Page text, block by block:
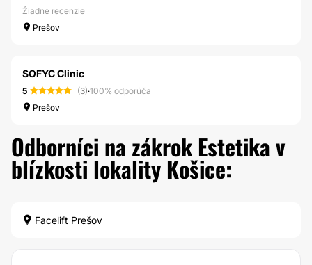
Žiadne recenzie
Prešov
SOFYC Clinic
5 (3)·100% odporúča
Prešov
Odborníci na zákrok Estetika v
blízkosti lokality Košice:
Facelift Prešov